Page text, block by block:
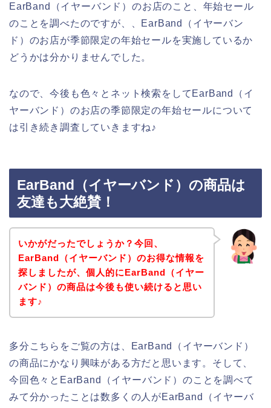
EarBand（イヤーバンド）のお店のこと、年始セール
のことを調べたのですが、、EarBand（イヤーバン
ド）のお店が季節限定の年始セールを実施しているか
どうかは分かりませんでした。
なので、今後も色々とネット検索をしてEarBand（イ
ヤーバンド）のお店の季節限定の年始セールについて
は引き続き調査していきますね♪
EarBand（イヤーバンド）の商品は
友達も大絶賛！
いかがだったでしょうか？今回、
EarBand（イヤーバンド）のお得な情報を
探しましたが、個人的にEarBand（イヤー
バンド）の商品は今後も使い続けると思い
ます♪
多分こちらをご覧の方は、EarBand（イヤーバンド）
の商品にかなり興味がある方だと思います。そして、
今回色々とEarBand（イヤーバンド）のことを調べて
みて分かったことは数多くの人がEarBand（イヤーバ